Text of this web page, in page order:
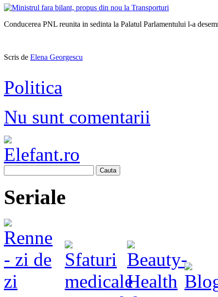
Conducerea PNL reunita in sedinta la Palatul Parlamentului l-a
Scris de Elena Georgescu
Politica
Nu sunt comentarii
Cauta
Seriale